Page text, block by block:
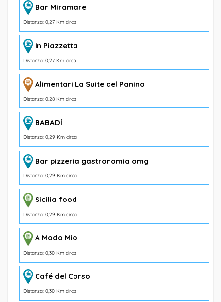
Bar Miramare
Distanza: 0,27 Km circa
In Piazzetta
Distanza: 0,27 Km circa
Alimentari La Suite del Panino
Distanza: 0,28 Km circa
BABADÍ
Distanza: 0,29 Km circa
Bar pizzeria gastronomia omg
Distanza: 0,29 Km circa
Sicilia food
Distanza: 0,29 Km circa
A Modo Mio
Distanza: 0,30 Km circa
Café del Corso
Distanza: 0,30 Km circa